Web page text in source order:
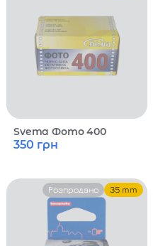
Svema Фото 400
350 грн
Розпродано 35 mm